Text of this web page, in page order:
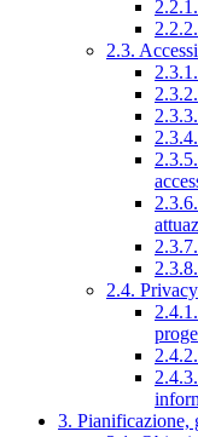
2.3.
2.4. Privacy
3. Pianificazione,